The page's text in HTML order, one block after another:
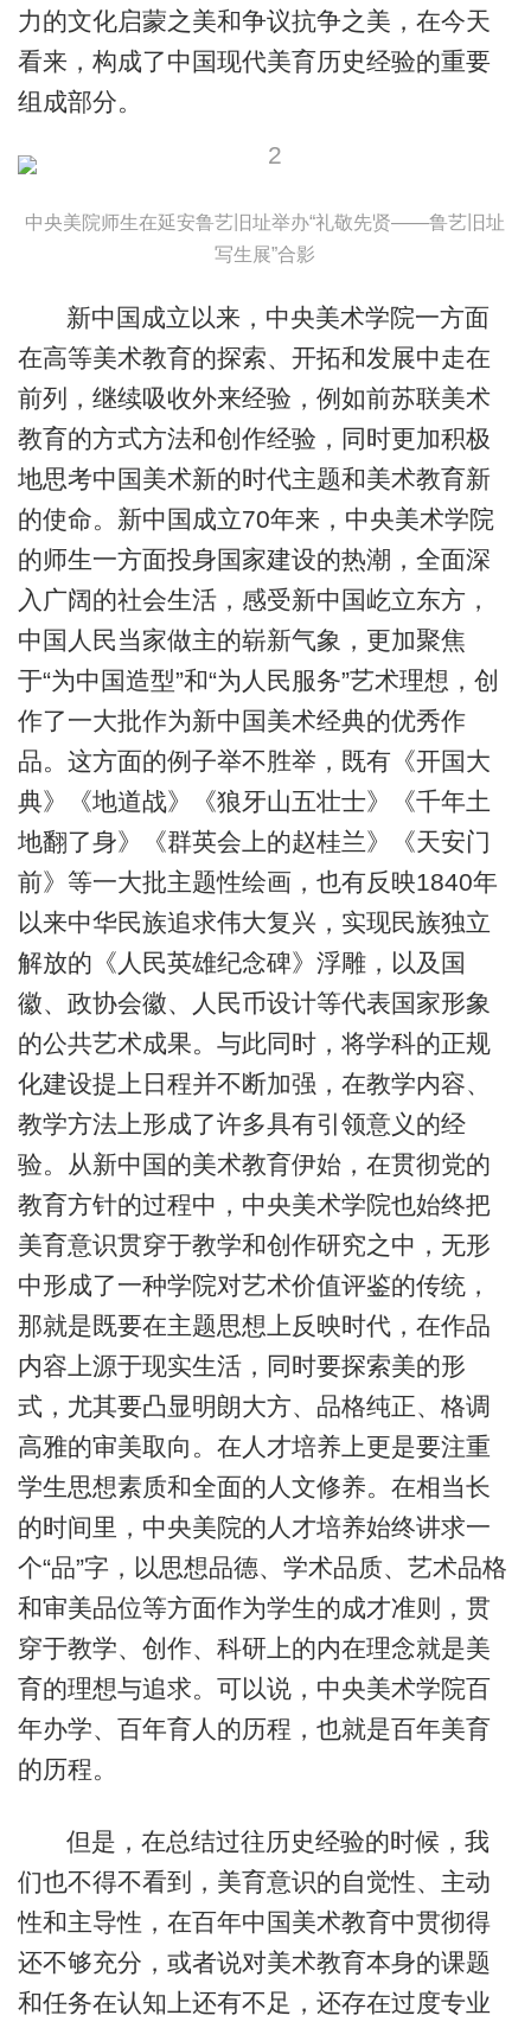
力的文化启蒙之美和争议抗争之美，在今天
看来，构成了中国现代美育历史经验的重要
组成部分。
中央美院师生在延安鲁艺旧址举办“礼敬先贤——鲁艺旧址
写生展”合影
新中国成立以来，中央美术学院一方面
在高等美术教育的探索、开拓和发展中走在
前列，继续吸收外来经验，例如前苏联美术
教育的方式方法和创作经验，同时更加积极
地思考中国美术新的时代主题和美术教育新
的使命。新中国成立70年来，中央美术学院
的师生一方面投身国家建设的热潮，全面深
入广阔的社会生活，感受新中国屹立东方，
中国人民当家做主的崭新气象，更加聚焦
于“为中国造型”和“为人民服务”艺术理想，创
作了一大批作为新中国美术经典的优秀作
品。这方面的例子举不胜举，既有《开国大
典》《地道战》《狼牙山五壮士》《千年土
地翻了身》《群英会上的赵桂兰》《天安门
前》等一大批主题性绘画，也有反映1840年
以来中华民族追求伟大复兴，实现民族独立
解放的《人民英雄纪念碑》浮雕，以及国
徽、政协会徽、人民币设计等代表国家形象
的公共艺术成果。与此同时，将学科的正规
化建设提上日程并不断加强，在教学内容、
教学方法上形成了许多具有引领意义的经
验。从新中国的美术教育伊始，在贯彻党的
教育方针的过程中，中央美术学院也始终把
美育意识贯穿于教学和创作研究之中，无形
中形成了一种学院对艺术价值评鉴的传统，
那就是既要在主题思想上反映时代，在作品
内容上源于现实生活，同时要探索美的形
式，尤其要凸显明朗大方、品格纯正、格调
高雅的审美取向。在人才培养上更是要注重
学生思想素质和全面的人文修养。在相当长
的时间里，中央美院的人才培养始终讲求一
个“品”字，以思想品德、学术品质、艺术品格
和审美品位等方面作为学生的成才准则，贯
穿于教学、创作、科研上的内在理念就是美
育的理想与追求。可以说，中央美术学院百
年办学、百年育人的历程，也就是百年美育
的历程。
但是，在总结过往历史经验的时候，我
们也不得不看到，美育意识的自觉性、主动
性和主导性，在百年中国美术教育中贯彻得
还不够充分，或者说对美术教育本身的课题
和任务在认知上还有不足，还存在过度专业